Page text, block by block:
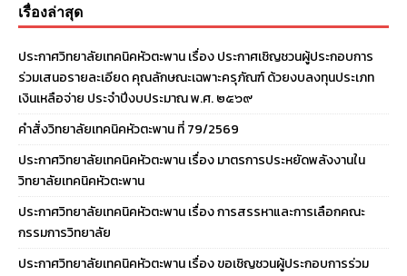
เรื่องล่าสุด
ประกาศวิทยาลัยเทคนิคหัวตะพาน เรื่อง ประกาศเชิญชวนผู้ประกอบการ
ร่วมเสนอรายละเอียด คุณลักษณะเฉพาะครุภัณฑ์ ด้วยงบลงทุนประเภท
เงินเหลือจ่าย ประจําปีงบประมาณ พ.ศ. ๒๕๖๙
คำสั่งวิทยาลัยเทคนิคหัวตะพาน ที่ 79/2569
ประกาศวิทยาลัยเทคนิคหัวตะพาน เรื่อง มาตรการประหยัดพลังงานใน
วิทยาลัยเทคนิคหัวตะพาน
ประกาศวิทยาลัยเทคนิคหัวตะพาน เรื่อง การสรรหาและการเลือกคณะ
กรรมการวิทยาลัย
ประกาศวิทยาลัยเทคนิคหัวตะพาน เรื่อง ขอเชิญชวนผู้ประกอบการร่วม